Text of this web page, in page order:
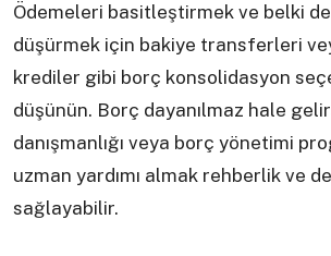
Ödemeleri basitleştirmek ve belki de
düşürmek için bakiye transferleri
krediler gibi borç konsolidasyon
düşünün. Borç dayanılmaz hale
danışmanlığı veya borç yönetimi
uzman yardımı almak rehberlik ve
sağlayabilir.